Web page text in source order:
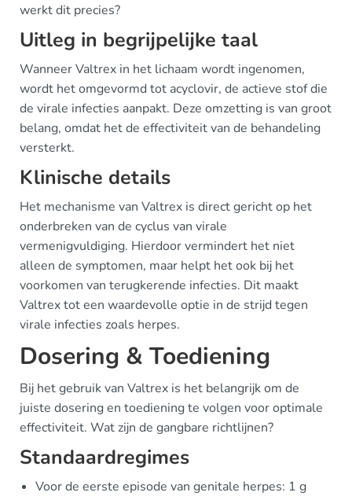
werkt dit precies?
Uitleg in begrijpelijke taal
Wanneer Valtrex in het lichaam wordt ingenomen,
wordt het omgevormd tot acyclovir, de actieve stof die
de virale infecties aanpakt. Deze omzetting is van groot
belang, omdat het de effectiviteit van de behandeling
versterkt.
Klinische details
Het mechanisme van Valtrex is direct gericht op het
onderbreken van de cyclus van virale
vermenigvuldiging. Hierdoor vermindert het niet
alleen de symptomen, maar helpt het ook bij het
voorkomen van terugkerende infecties. Dit maakt
Valtrex tot een waardevolle optie in de strijd tegen
virale infecties zoals herpes.
Dosering & Toediening
Bij het gebruik van Valtrex is het belangrijk om de
juiste dosering en toediening te volgen voor optimale
effectiviteit. Wat zijn de gangbare richtlijnen?
Standaardregimes
Voor de eerste episode van genitale herpes: 1 g